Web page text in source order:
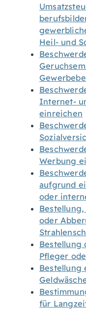
Heil- und
Internet-
einreichen
Werbung
aufgrund
oder
oder
Bestellung
Pfleger
Bestellung
für